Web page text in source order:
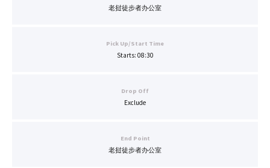
老挝徒步者办公室
Pick Up/Start Time
Starts: 08:30
Drop Off
Exclude
End Point
老挝徒步者办公室